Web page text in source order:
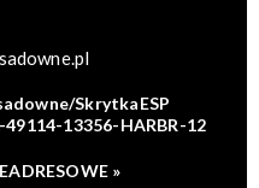
SkrytkaESP
13356-HARBR-12
»